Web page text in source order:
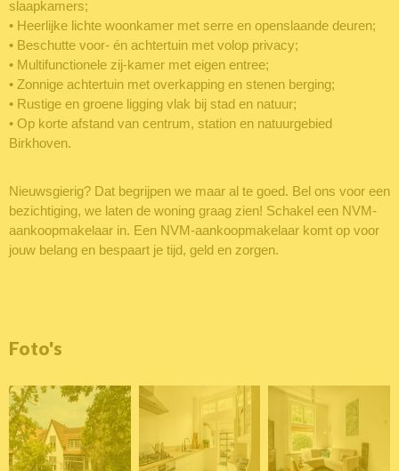
slaapkamers;
• Heerlijke lichte woonkamer met serre en openslaande deuren;
• Beschutte voor- én achtertuin met volop privacy;
• Multifunctionele zij-kamer met eigen entree;
• Zonnige achtertuin met overkapping en stenen berging;
• Rustige en groene ligging vlak bij stad en natuur;
• Op korte afstand van centrum, station en natuurgebied
Birkhoven.
Nieuwsgierig? Dat begrijpen we maar al te goed. Bel ons voor een
bezichtiging, we laten de woning graag zien! Schakel een NVM-
aankoopmakelaar in. Een NVM-aankoopmakelaar komt op voor
jouw belang en bespaart je tijd, geld en zorgen.
Foto's